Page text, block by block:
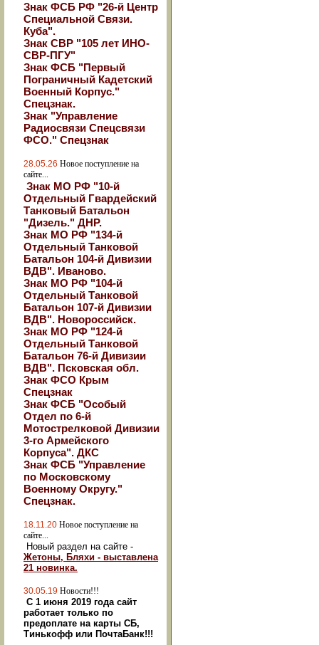
Знак ФСБ РФ "26-й Центр
Специальной Связи.
Куба".
Знак СВР "105 лет ИНО-
СВР-ПГУ"
Знак ФСБ "Первый
Пограничный Кадетский
Военный Корпус."
Спецзнак.
Знак "Управление
Радиосвязи Спецсвязи
ФСО." Спецзнак
28.05.26 Новое поступление на
сайте...
Знак МО РФ "10-й
Отдельный Гвардейский
Танковый Батальон
"Дизель." ДНР.
Знак МО РФ "134-й
Отдельный Танковой
Батальон 104-й Дивизии
ВДВ". Иваново.
Знак МО РФ "104-й
Отдельный Танковой
Батальон 107-й Дивизии
ВДВ". Новороссийск.
Знак МО РФ "124-й
Отдельный Танковой
Батальон 76-й Дивизии
ВДВ". Псковская обл.
Знак ФСО Крым
Спецзнак
Знак ФСБ "Особый
Отдел по 6-й
Мотострелковой Дивизии
3-го Армейского
Корпуса". ДКС
Знак ФСБ "Управление
по Московскому
Военному Округу."
Спецзнак.
18.11.20 Новое поступление на
сайте...
Новый раздел на сайте -
Жетоны, Бляхи - выставлена
21 новинка.
30.05.19 Новости!!!
С 1 июня 2019 года сайт
работает только по
предоплате на карты СБ,
Тинькофф или ПочтаБанк!!!